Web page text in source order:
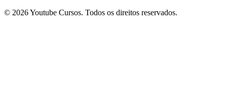
© 2026 Youtube Cursos. Todos os direitos reservados.